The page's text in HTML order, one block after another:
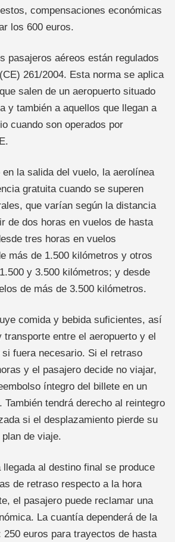
compensaciones económicas
los 600 euros.
pasajeros aéreos están regulados
261/2004. Esta norma se aplica
salen de un aeropuerto situado
y también a aquellos que llegan a
cuando son operados por
la salida del vuelo, la aerolínea
gratuita cuando se superen
que varían según la distancia
de dos horas en vuelos de hasta
tres horas en vuelos
más de 1.500 kilómetros y otros
y 3.500 kilómetros; y desde
de más de 3.500 kilómetros.
comida y bebida suficientes, así
transporte entre el aeropuerto y el
si fuera necesario. Si el retraso
y el pasajero decide no viajar,
íntegro del billete en un
También tendrá derecho al reintegro
si el desplazamiento pierde su
de viaje.
al destino final se produce
de retraso respecto a la hora
el pasajero puede reclamar una
La cuantía dependerá de la
euros para trayectos de hasta